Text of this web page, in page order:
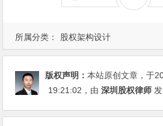
所属分类： 股权架构设计
版权声明：本站原创文章，于
19:21:02 ，由深圳股权律师